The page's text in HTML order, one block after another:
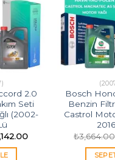
2.0
Seti
(2002-
Şu
Bosch
Benzin
Castrol
₺3,664.00